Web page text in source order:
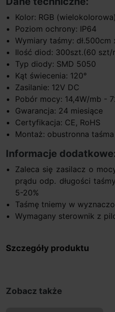
Kolor: RGB (wielokolorowa)
Poziom ochrony: IP64
Wymiary taśmy: dł.500cm
Ilość diod: 300szt.(60 szt/
Typ diody: SMD 5050
Kąt świecenia: 120°
Zasilanie: 12V DC
Pobór mocy: 14,4W/mb -
Gwarancja: 24 miesiące
Certyfikacja: CE, RoHS
Montaż: obustronna
Informacje
Zaleca się zasilacz o
prądu odp. długości
5-20%
Taśmę tniemy w
Wymagany sterownik z
Szczegóły produktu
Zobacz także